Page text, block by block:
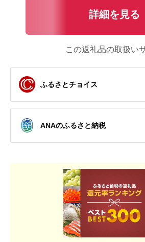
詳細を見る
この返礼品の取扱い
ふるさとチョイス
ANAのふるさと納税